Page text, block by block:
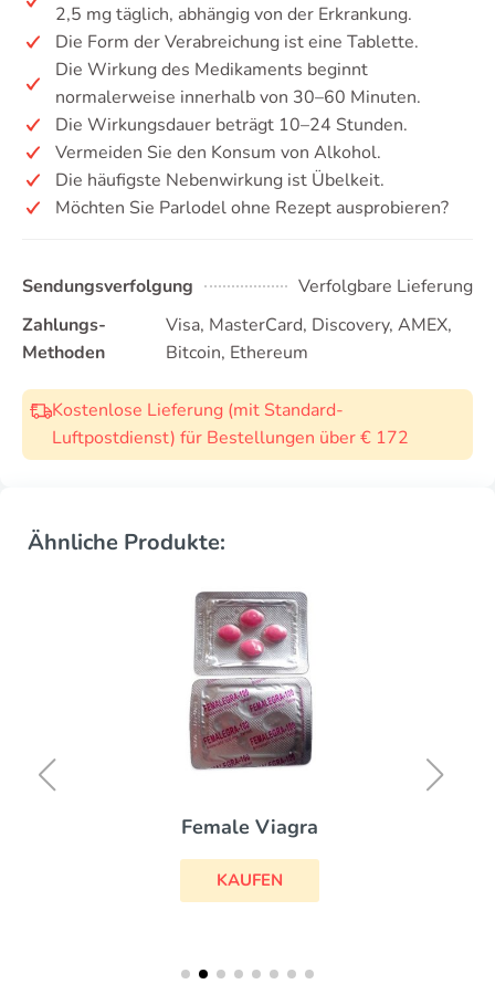
2,5 mg täglich, abhängig von der Erkrankung.
Die Form der Verabreichung ist eine Tablette.
Die Wirkung des Medikaments beginnt
normalerweise innerhalb von 30–60 Minuten.
Die Wirkungsdauer beträgt 10–24 Stunden.
Vermeiden Sie den Konsum von Alkohol.
Die häufigste Nebenwirkung ist Übelkeit.
Möchten Sie Parlodel ohne Rezept ausprobieren?
Sendungsverfolgung
Verfolgbare Lieferung
Zahlungs-
Methoden
Visa, MasterCard, Discovery, AMEX,
Bitcoin, Ethereum
Kostenlose Lieferung (mit Standard-
Luftpostdienst) für Bestellungen über € 172
Ähnliche Produkte:
Female Viagra
KAUFEN